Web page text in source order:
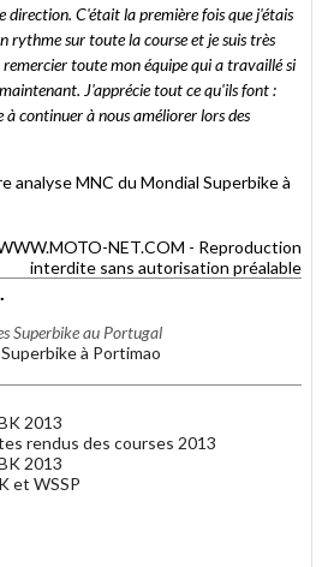
direction. C'était la première fois que j'étais
rythme sur toute la course et je suis très
toute mon équipe qui a travaillé si
J'apprécie tout ce qu'ils font :
continuer à nous améliorer lors des
analyse MNC du Mondial Superbike à
NET.COM - Reproduction
interdite sans autorisation préalable
Superbike au Portugal
à Portimao
2013
rendus des courses 2013
2013
et WSSP